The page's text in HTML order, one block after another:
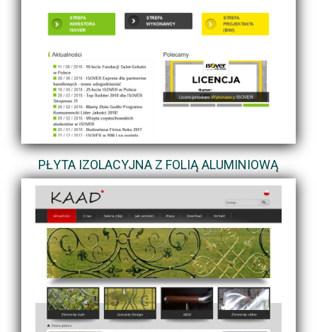
PŁYTA IZOLACYJNA Z FOLIĄ ALUMINIOWĄ